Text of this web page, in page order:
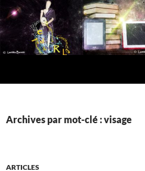
Aller
au
contenu
Archives par mot-clé : visage
ARTICLES